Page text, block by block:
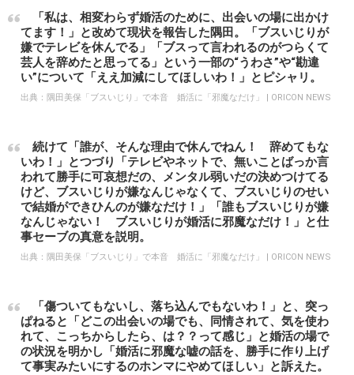
「私は、相変わらず婚活のために、出会いの場に出かけ
てます！」と改めて現状を報告した隅田。「ブスいじりが
嫌でテレビを休んでる」「ブスって言われるのがつらくて
芸人を辞めたと思ってる」という一部の“うわさ”や“勘違
い”について「ええ加減にしてほしいわ！」とピシャリ。
出典： 隅田美保「ブスいじり」で本音 婚活に「邪魔なだけ」 | ORICON NEWS
続けて「誰が、そんな理由で休んでねん！ 辞めてもな
いわ！」とつづり「テレビやネットで、無いことばっか言
われて勝手に可哀想だの、メンタル弱いだの決めつけてる
けど、ブスいじりが嫌なんじゃなくて、ブスいじりのせい
で結婚ができひんのが嫌なだけ！」「誰もブスいじりが嫌
なんじゃない！ ブスいじりが婚活に邪魔なだけ！」と仕
事セーブの真意を説明。
出典： 隅田美保「ブスいじり」で本音 婚活に「邪魔なだけ」 | ORICON NEWS
「傷ついてもないし、落ち込んでもないわ！」と、突っ
ぱねると「どこの出会いの場でも、同情されて、気を使わ
れて、こっちからしたら、は？？って感じ」と婚活の場で
の状況を明かし「婚活に邪魔な嘘の話を、勝手に作り上げ
て事実みたいにするのホンマにやめてほしい」と訴えた。